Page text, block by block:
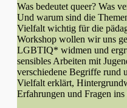
Was bedeutet queer? Was
Und warum sind die
Vielfalt wichtig für die
Workshop wollen wir uns
LGBTIQ* widmen und
sensibles Arbeiten mit
verschiedene Begriffe rund
Vielfalt erklärt,
Erfahrungen und Fragen